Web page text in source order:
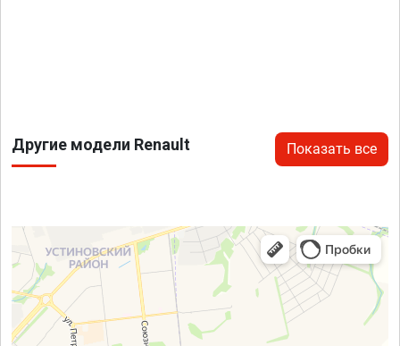
Другие модели Renault Показать все